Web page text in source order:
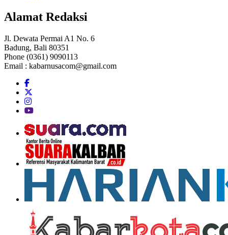
Alamat Redaksi
Jl. Dewata Permai A1 No. 6
Badung, Bali 80351
Phone (0361) 9090113
Email : kabarnusacom@gmail.com